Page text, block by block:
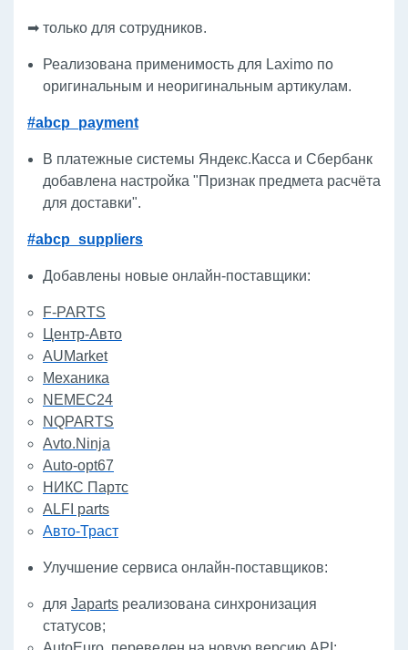
➡ только для сотрудников.
Реализована применимость для Laximo по
оригинальным и неоригинальным артикулам.
#abcp_payment
В платежные системы Яндекс.Касса и Сбербанк
добавлена настройка "Признак предмета расчёта
для доставки".
#abcp_suppliers
Добавлены новые онлайн-поставщики:
F-PARTS
Центр-Авто
AUMarket
Механика
NEMEC24
NQPARTS
Avto.Ninja
Auto-opt67
НИКС Партс
ALFI parts
Авто-Траст
Улучшение сервиса онлайн-поставщиков:
для Japarts реализована синхронизация
статусов;